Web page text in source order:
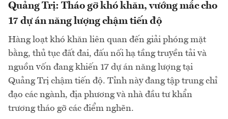
Quảng Trị: Tháo gỡ khó khăn, vướng mắc cho
17 dự án năng lượng chậm tiến độ
Hàng loạt khó khăn liên quan đến giải phóng mặt
bằng, thủ tục đất đai, đấu nối hạ tầng truyền tải và
nguồn vốn đang khiến 17 dự án năng lượng tại
Quảng Trị chậm tiến độ. Tỉnh này đang tập trung chỉ
đạo các ngành, địa phương và nhà đầu tư khẩn
trương tháo gỡ các điểm nghẽn.